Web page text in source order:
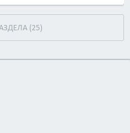
ВСЕ БЛЮДА РАЗДЕЛА (25)